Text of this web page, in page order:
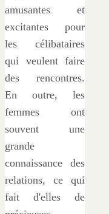
amusantes et
excitantes pour
les célibataires
qui veulent faire
des rencontres.
En outre, les
femmes ont
souvent une
grande
connaissance des
relations, ce qui
fait d'elles de